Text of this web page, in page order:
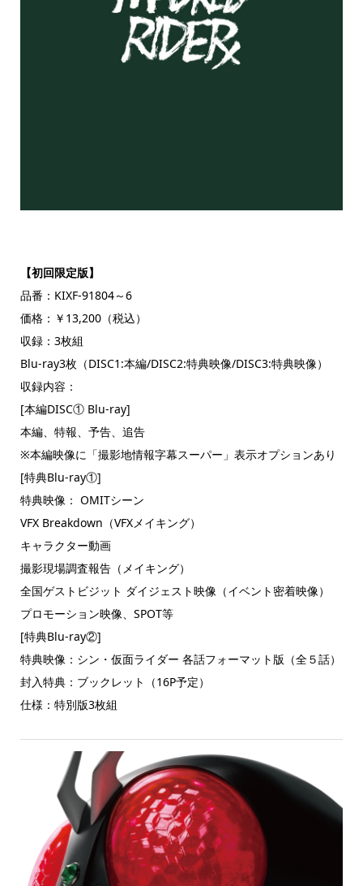
【初回限定版】
品番：KIXF-91804～6
価格：￥13,200（税込）
収録：3枚組
Blu-ray3枚（DISC1:本編/DISC2:特典映像/DISC3:特典映像）
収録内容：
[本編DISC① Blu-ray]
本編、特報、予告、追告
※本編映像に「撮影地情報字幕スーパー」表示オプションあり
[特典Blu-ray①]
特典映像： OMITシーン
VFX Breakdown（VFXメイキング）
キャラクター動画
撮影現場調査報告（メイキング）
全国ゲストビジット ダイジェスト映像（イベント密着映像）
プロモーション映像、SPOT等
[特典Blu-ray②]
特典映像：シン・仮面ライダー 各話フォーマット版（全５話）
封入特典：ブックレット（16P予定）
仕様：特別版3枚組